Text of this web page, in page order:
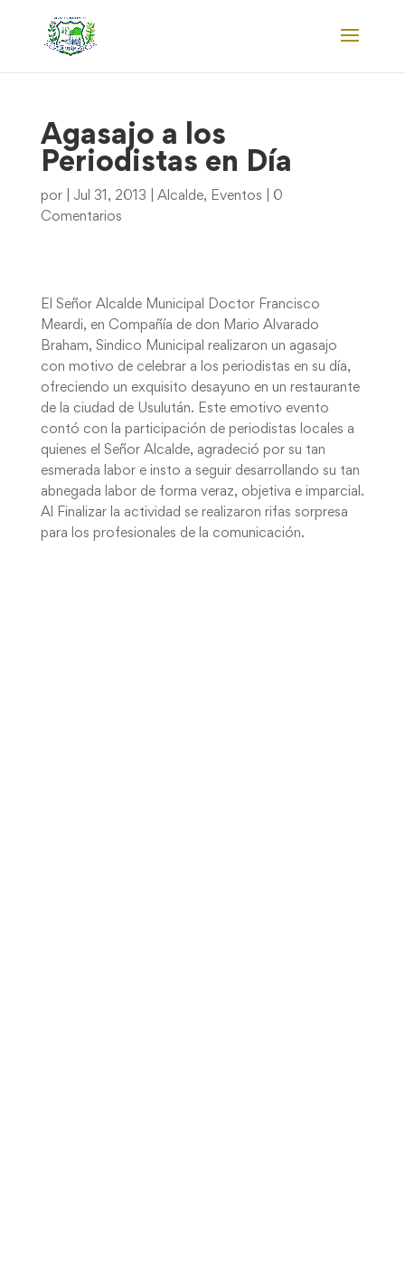
Agasajo a los
Periodistas en Día
por Jul 31, 2013 Alcalde, Eventos
0
Comentarios
El Señor Alcalde Municipal Doctor Francisco
Meardi, en Compañía de don Mario Alvarado
Braham, Sindico Municipal realizaron un agasajo
con motivo de celebrar a los periodistas en su día,
ofreciendo un exquisito desayuno en un restaurante
de la ciudad de Usulután. Este emotivo evento
contó con la participación de periodistas locales a
quienes el Señor Alcalde, agradeció por su tan
esmerada labor e insto a seguir desarrollando su tan
abnegada labor de forma veraz, objetiva e imparcial.
Al Finalizar la actividad se realizaron rifas sorpresa
para los profesionales de la comunicación.